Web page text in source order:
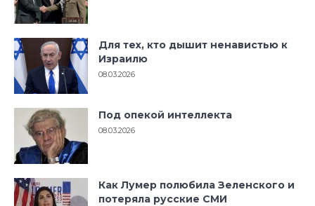
Для тех, кто дышит ненавистью к
Израилю
08.03.2026
Под опекой интеллекта
08.03.2026
Как Лумер полюбила Зеленского и
потеряла русские СМИ